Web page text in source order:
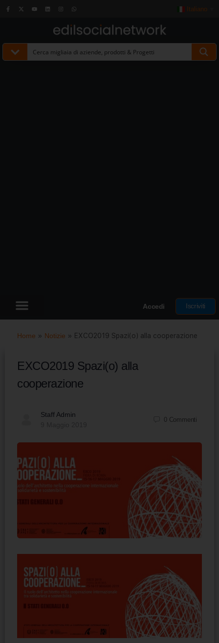
Italiano
Accedi Iscriviti
Home » Notizie » EXCO2019 Spazi(o) alla cooperazione
EXCO2019 Spazi(o) alla
cooperazione
Staff Admin
0 Commenti